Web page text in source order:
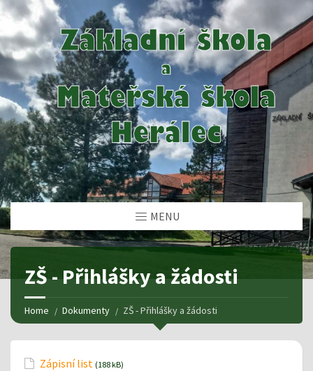
MENU
ZŠ - Přihlášky a žádosti
Home Dokumenty ZŠ - Přihlášky a žádosti
Zápisní list (188 kB)